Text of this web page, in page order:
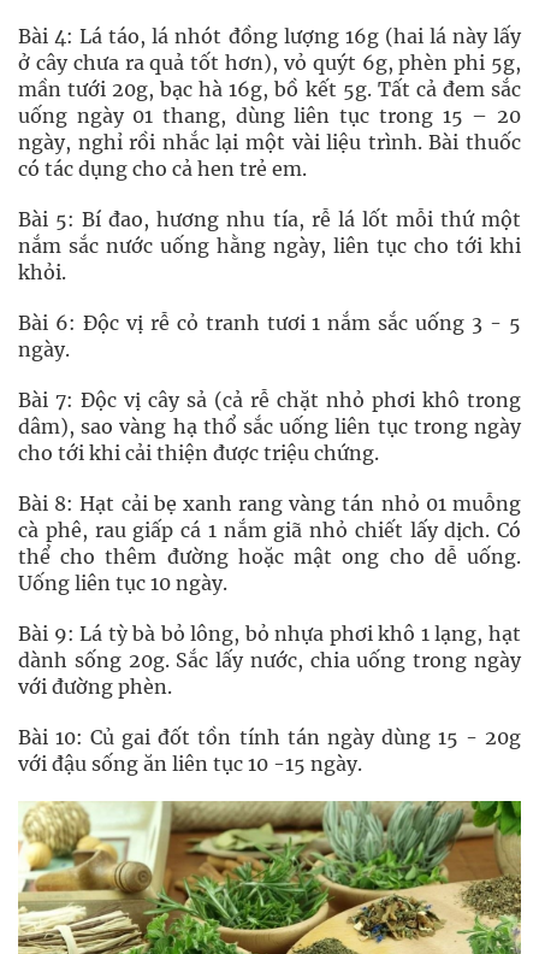
Bài 4: Lá táo, lá nhót đồng lượng 16g (hai lá này lấy
ở cây chưa ra quả tốt hơn), vỏ quýt 6g, phèn phi 5g,
mần tưới 20g, bạc hà 16g, bồ kết 5g. Tất cả đem sắc
uống ngày 01 thang, dùng liên tục trong 15 – 20
ngày, nghỉ rồi nhắc lại một vài liệu trình. Bài thuốc
có tác dụng cho cả hen trẻ em.
Bài 5: Bí đao, hương nhu tía, rễ lá lốt mỗi thứ một
nắm sắc nước uống hằng ngày, liên tục cho tới khi
khỏi.
Bài 6: Độc vị rễ cỏ tranh tươi 1 nắm sắc uống 3 - 5
ngày.
Bài 7: Độc vị cây sả (cả rễ chặt nhỏ phơi khô trong
dâm), sao vàng hạ thổ sắc uống liên tục trong ngày
cho tới khi cải thiện được triệu chứng.
Bài 8: Hạt cải bẹ xanh rang vàng tán nhỏ 01 muỗng
cà phê, rau giấp cá 1 nắm giã nhỏ chiết lấy dịch. Có
thể cho thêm đường hoặc mật ong cho dễ uống.
Uống liên tục 10 ngày.
Bài 9: Lá tỳ bà bỏ lông, bỏ nhựa phơi khô 1 lạng, hạt
dành sống 20g. Sắc lấy nước, chia uống trong ngày
với đường phèn.
Bài 10: Củ gai đốt tồn tính tán ngày dùng 15 - 20g
với đậu sống ăn liên tục 10 -15 ngày.